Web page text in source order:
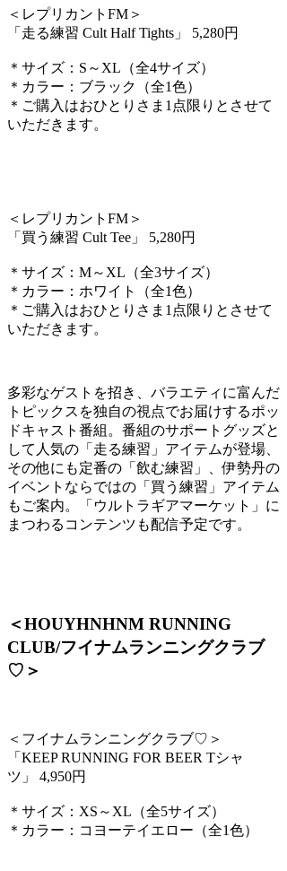
＜レプリカントFM＞
「走る練習 Cult Half Tights」 5,280円
＊サイズ：S～XL（全4サイズ）
＊カラー：ブラック（全1色）
＊ご購入はおひとりさま1点限りとさせて
いただきます。
＜レプリカントFM＞
「買う練習 Cult Tee」 5,280円
＊サイズ：M～XL（全3サイズ）
＊カラー：ホワイト（全1色）
＊ご購入はおひとりさま1点限りとさせて
いただきます。
多彩なゲストを招き、バラエティに富んだ
トピックスを独自の視点でお届けするポッ
ドキャスト番組。番組のサポートグッズと
して人気の「走る練習」アイテムが登場、
その他にも定番の「飲む練習」、伊勢丹の
イベントならではの「買う練習」アイテム
もご案内。「ウルトラギアマーケット」に
まつわるコンテンツも配信予定です。
＜HOUYHNHNM RUNNING
CLUB/フイナムランニングクラブ
♡＞
＜フイナムランニングクラブ♡＞
「KEEP RUNNING FOR BEER Tシャ
ツ」 4,950円
＊サイズ：XS～XL（全5サイズ）
＊カラー：コヨーテイエロー（全1色）